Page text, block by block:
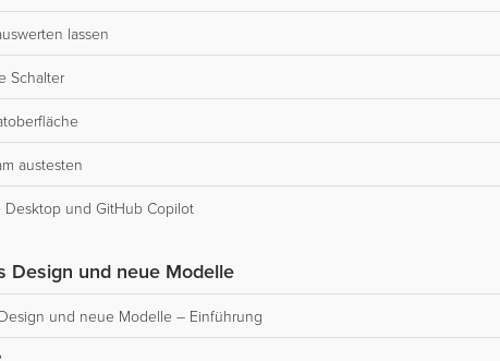
lassen
Schalter
austesten
Desktop und GitHub Copilot
Design und neue Modelle
und neue Modelle – Einführung